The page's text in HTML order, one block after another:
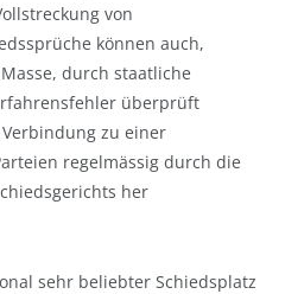
von
können auch,
durch staatliche
überprüft
zu einer
regelmässig durch die
her
sehr beliebter Schiedsplatz